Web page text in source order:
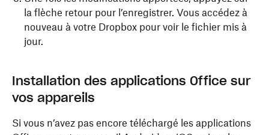
la flèche retour pour l’enregistrer. Vous accédez à
nouveau à votre Dropbox pour voir le fichier mis à
jour.
Dropbox.
Appuyez sur l’icône Modifier. Vous êtes invité à
installer l’application Office appropriée (Word,
Installation des applications Office sur
vos appareils
Si vous n’avez pas encore téléchargé les applications